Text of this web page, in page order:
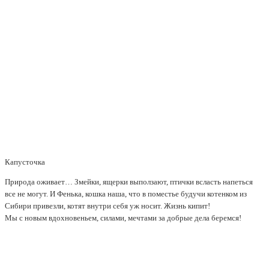
Капусточка
Природа оживает… Змейки, ящерки выползают, птички всласть напеться
все не могут. И Фенька, кошка наша, что в поместье будучи котенком из
Сибири привезли, котят внутри себя уж носит. Жизнь кипит!
Мы с новым вдохновеньем, силами, мечтами за добрые дела беремся!